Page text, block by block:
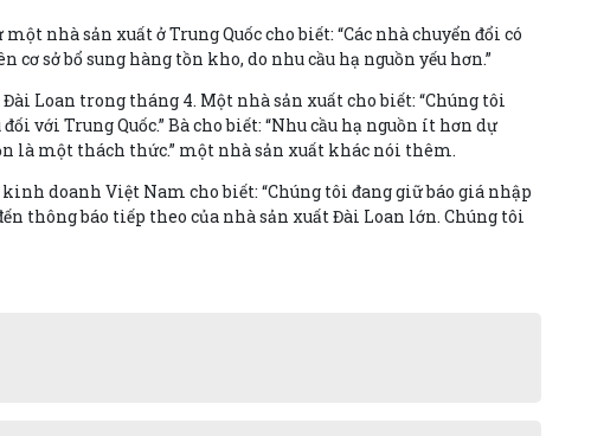
nhà sản xuất ở Trung Quốc cho biết: “Các nhà chuyển đổi có
sở bổ sung hàng tồn kho, do nhu cầu hạ nguồn yếu hơn.”
Loan trong tháng 4. Một nhà sản xuất cho biết: “Chúng tôi
với Trung Quốc.” Bà cho biết: “Nhu cầu hạ nguồn ít hơn dự
là một thách thức.” một nhà sản xuất khác nói thêm.
doanh Việt Nam cho biết: “Chúng tôi đang giữ báo giá nhập
thông báo tiếp theo của nhà sản xuất Đài Loan lớn. Chúng tôi